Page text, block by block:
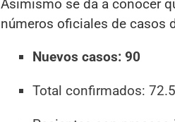
Asimismo se da a conocer
números oficiales de casos
Nuevos casos: 90
Total confirmados: